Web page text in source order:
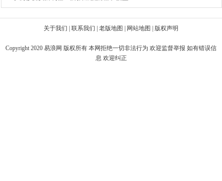
关于我们 联系我们 老版地图 网站地图 版权声明
Copyright 2020 易浪网 版权所有 本网拒绝一切非法行为 欢迎监督举报 如有错误信
息 欢迎纠正